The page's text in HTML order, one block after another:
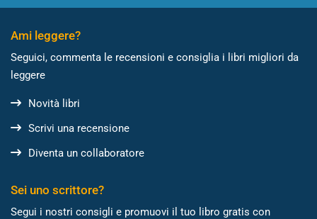
Ami leggere?
Seguici, commenta le recensioni e consiglia i libri migliori da
leggere
Novità libri
Scrivi una recensione
Diventa un collaboratore
Sei uno scrittore?
Segui i nostri consigli e promuovi il tuo libro gratis con